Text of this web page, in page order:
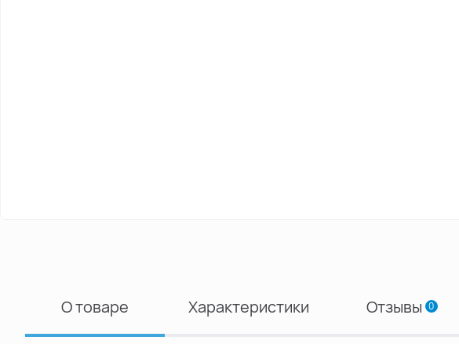
О товаре Характеристики Отзывы 0